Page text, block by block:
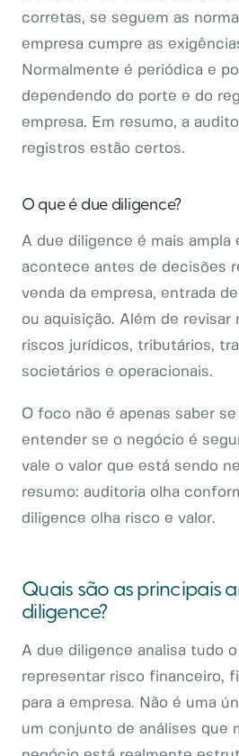
corretas, se seguem as
empresa cumpre as
Normalmente é periódica e
dependendo do porte e do
empresa. Em resumo, a
registros estão certos.
O que é due diligence?
A due diligence é mais ampla
acontece antes de decisões
venda da empresa, entrada
ou aquisição. Além de revisar
riscos jurídicos, tributários,
societários e operacionais.
O foco não é apenas saber
entender se o negócio é
vale o valor que está sendo
resumo: auditoria olha
diligence olha risco e valor.
Quais são as principais
diligence?
A due diligence analisa tudo
representar risco financeiro,
para a empresa. Não é uma
um conjunto de análises que